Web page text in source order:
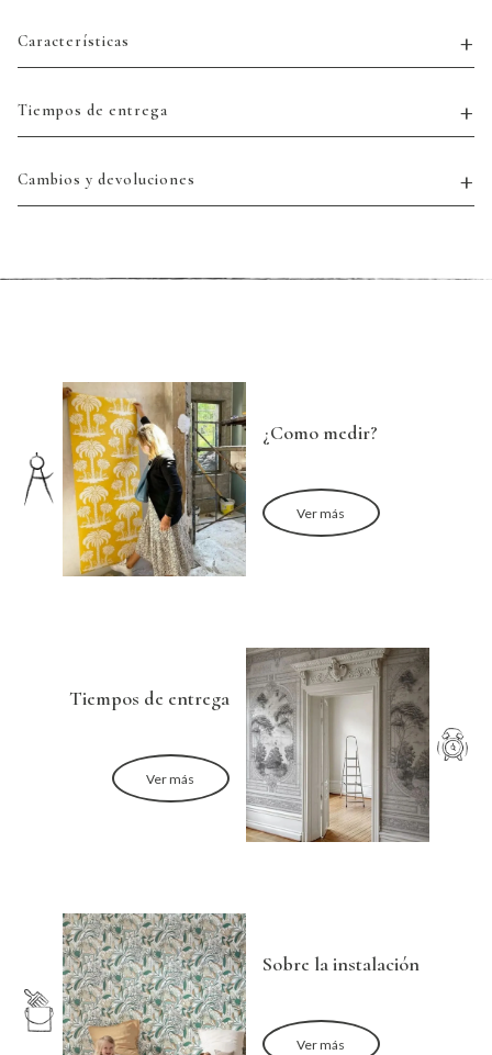
Características
Tiempos de entrega
Cambios y devoluciones
¿Como medir?
Ver más
Tiempos de entrega
Ver más
Sobre la instalación
Ver más